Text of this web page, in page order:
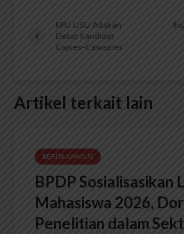
KPU USU Adakan
Debat Kandidat
Capres-Cawapres
Artikel terkait lain
BERITA KAMPUS
BPDP Sosialisasikan
Mahasiswa 2026,
Penelitian dalam